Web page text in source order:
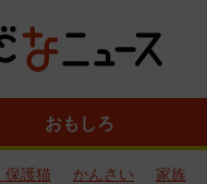
おもしろ
保護猫 かんさい 家族